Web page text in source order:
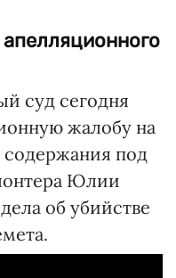
суд сегодня
жалобу на
содержания под
Юлии
об убийстве